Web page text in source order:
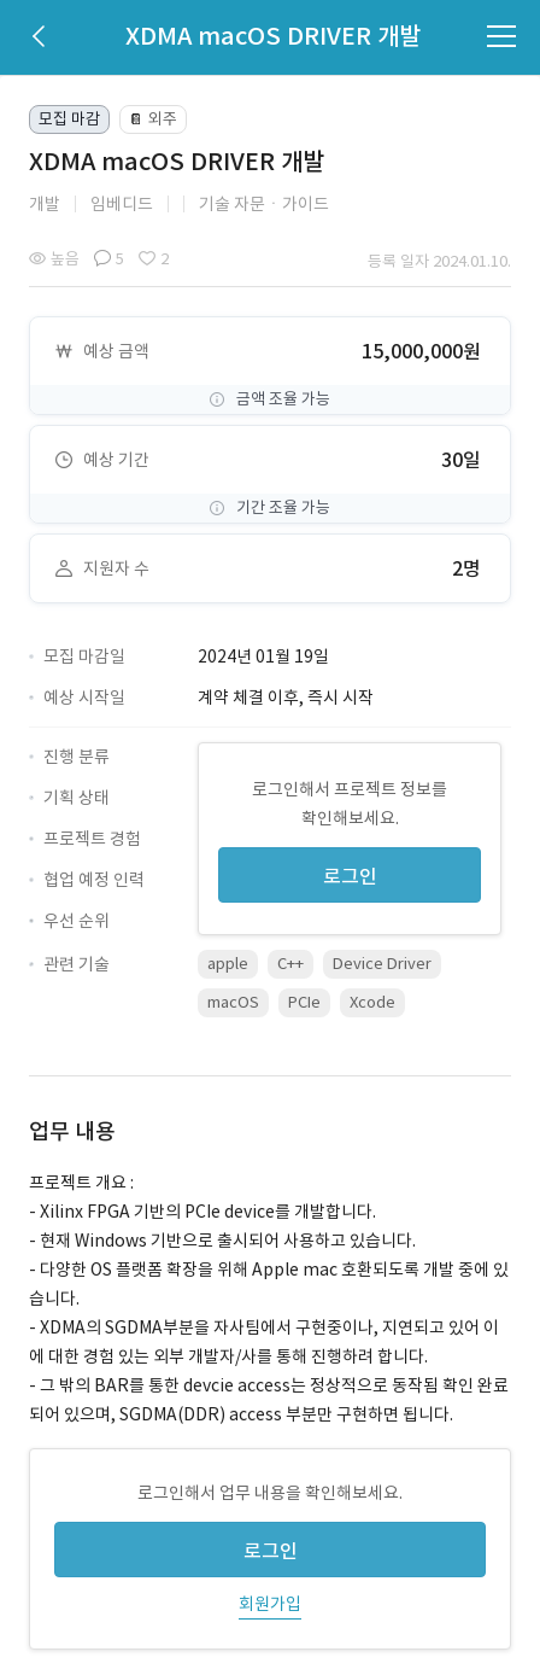
XDMA macOS DRIVER 개발
모집 마감 📔 외주
XDMA macOS DRIVER 개발
개발 임베디드 기술 자문ㆍ가이드
높음 5 2 등록 일자 2024.01.10.
예상 금액 15,000,000원
금액 조율 가능
예상 기간 30일
기간 조율 가능
지원자 수 2명
모집 마감일
2024년 01월 19일
예상 시작일
계약 체결 이후, 즉시 시작
로그인해서 프로젝트 정보를
확인해보세요.
로그인
진행 분류
기획 상태
프로젝트 경험
협업 예정 인력
우선 순위
관련 기술
apple C++
Device Driver
macOS
PCIe Xcode
업무 내용
프로젝트 개요 :
- Xilinx FPGA 기반의 PCIe device를 개발합니다.
- 현재 Windows 기반으로 출시되어 사용하고 있습니다.
- 다양한 OS 플랫폼 확장을 위해 Apple mac 호환되도록 개발 중에 있
습니다.
- XDMA의 SGDMA부분을 자사팀에서 구현중이나, 지연되고 있어 이
에 대한 경험 있는 외부 개발자/사를 통해 진행하려 합니다.
- 그 밖의 BAR를 통한 devcie access는 정상적으로 동작됨 확인 완료
되어 있으며, SGDMA(DDR) access 부분만 구현하면 됩니다.
로그인해서 업무 내용을 확인해보세요.
로그인
회원가입